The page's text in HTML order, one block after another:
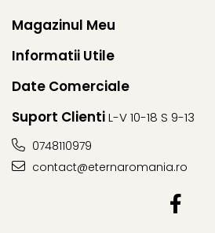
Magazinul Meu
Informatii Utile
Date Comerciale
Suport ClientiL-V 10-18 S 9-13
0748110979
contact@eternaromania.ro